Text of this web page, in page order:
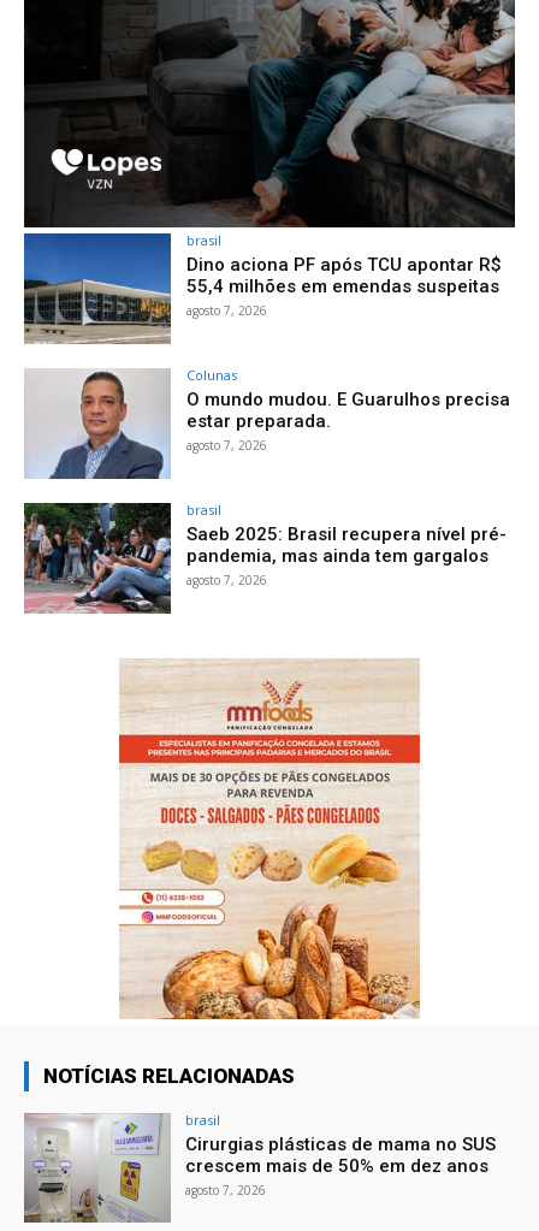
brasil
Dino aciona PF após TCU apontar R$
55,4 milhões em emendas suspeitas
agosto 7, 2026
Colunas
O mundo mudou. E Guarulhos precisa
estar preparada.
agosto 7, 2026
brasil
Saeb 2025: Brasil recupera nível pré-
pandemia, mas ainda tem gargalos
agosto 7, 2026
NOTÍCIAS RELACIONADAS
brasil
Cirurgias plásticas de mama no SUS
crescem mais de 50% em dez anos
agosto 7, 2026